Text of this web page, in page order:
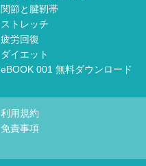
関節と腱靭帯
ストレッチ
疲労回復
ダイエット
eBOOK 001 無料ダウンロード
利用規約
免責事項